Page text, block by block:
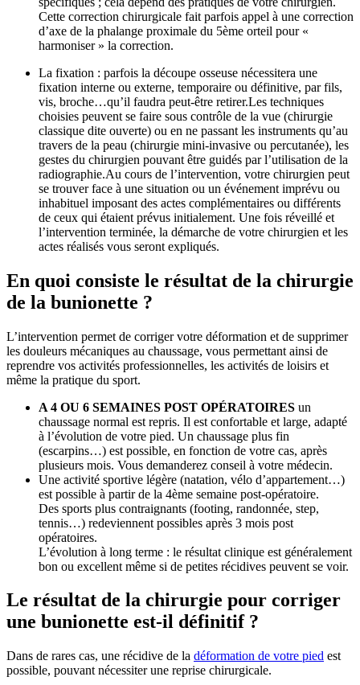
Cette correction chirurgicale fait parfois appel à une correction
d’axe de la phalange proximale du 5ème orteil pour «
harmoniser » la correction.
La fixation : parfois la découpe osseuse nécessitera une
fixation interne ou externe, temporaire ou définitive, par fils,
vis, broche…qu’il faudra peut-être retirer.Les techniques
choisies peuvent se faire sous contrôle de la vue (chirurgie
classique dite ouverte) ou en ne passant les instruments qu’au
travers de la peau (chirurgie mini-invasive ou percutanée), les
gestes du chirurgien pouvant être guidés par l’utilisation de la
radiographie.Au cours de l’intervention, votre chirurgien peut
se trouver face à une situation ou un événement imprévu ou
inhabituel imposant des actes complémentaires ou différents
de ceux qui étaient prévus initialement. Une fois réveillé et
l’intervention terminée, la démarche de votre chirurgien et les
actes réalisés vous seront expliqués.
En quoi consiste le résultat de la chirurgie
de la bunionette ?
L’intervention permet de corriger votre déformation et de supprimer
les douleurs mécaniques au chaussage, vous permettant ainsi de
reprendre vos activités professionnelles, les activités de loisirs et
même la pratique du sport.
A 4 OU 6 SEMAINES POST OPÉRATOIRES un
chaussage normal est repris. Il est confortable et large, adapté
à l’évolution de votre pied. Un chaussage plus fin
(escarpins…) est possible, en fonction de votre cas, après
plusieurs mois. Vous demanderez conseil à votre médecin.
Une activité sportive légère (natation, vélo d’appartement…)
est possible à partir de la 4ème semaine post-opératoire.
Des sports plus contraignants (footing, randonnée, step,
tennis…) redeviennent possibles après 3 mois post
opératoires.
L’évolution à long terme : le résultat clinique est généralement
bon ou excellent même si de petites récidives peuvent se voir.
Le résultat de la chirurgie pour corriger
une bunionette est-il définitif ?
Dans de rares cas, une récidive de la déformation de votre pied est
possible, pouvant nécessiter une reprise chirurgicale.